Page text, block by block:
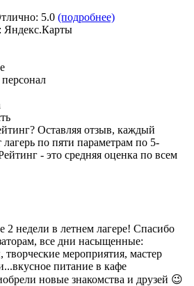
5.0 (подробнее)
Яндекс.Карты
Оставляя отзыв, каждый
лагерь по пяти параметрам по 5-
- это средняя оценка по всем
2 недели в летнем лагере! Спасибо
, все дни насыщенные:
, творческие мероприятия, мастер
вкусное питание в кафе
новые знакомства и друзей 😉